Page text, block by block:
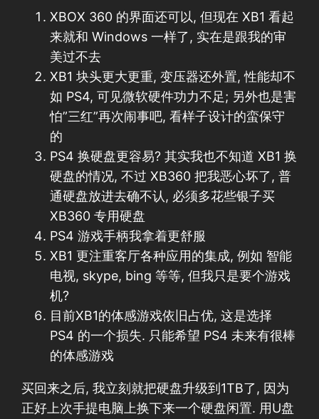
XBOX 360 的界面还可以, 但现在 XB1 看起
来就和 Windows 一样了, 实在是跟我的审
美过不去
XB1 块头更大更重, 变压器还外置, 性能却不
如 PS4, 可见微软硬件功力不足; 另外也是害
怕”三红”再次闹事吧, 看样子设计的蛮保守
的
PS4 换硬盘更容易? 其实我也不知道 XB1 换
硬盘的情况, 不过 XB360 把我恶心坏了, 普
通硬盘放进去确不认, 必须多花些银子买
XB360 专用硬盘
PS4 游戏手柄我拿着更舒服
XB1 更注重客厅各种应用的集成, 例如 智能
电视, skype, bing 等等, 但我只是要个游戏
机?
目前XB1的体感游戏依旧占优, 这是选择
PS4 的一个损失. 只能希望 PS4 未来有很棒
的体感游戏
买回来之后, 我立刻就把硬盘升级到1TB了, 因为
正好上次手提电脑上换下来一个硬盘闲置. 用U盘